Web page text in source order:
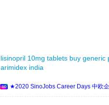
lisinopril 10mg tablets buy generic
arimidex india
★2020 SinoJobs Career Days 中欧